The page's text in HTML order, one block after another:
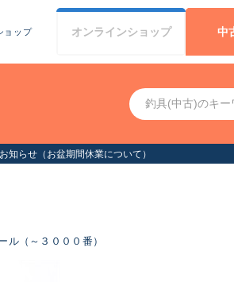
ョップ オンラインショップ 中
知らせ（お盆期間休業について）
ル（～３０００番）